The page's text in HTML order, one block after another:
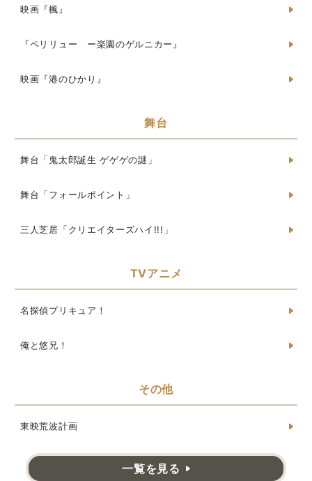
映画『楓』
『ペリリュー ー楽園のゲルニカー』
映画『港のひかり』
舞台
舞台「鬼太郎誕生 ゲゲゲの謎」
舞台「フォールポイント」
三人芝居「クリエイターズハイ!!!」
TVアニメ
名探偵プリキュア！
俺と悠兄！
その他
東映荒波計画
一覧を見る